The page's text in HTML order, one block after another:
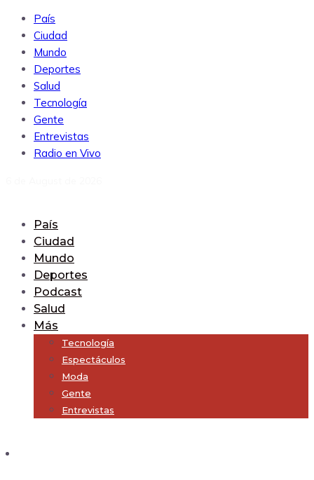
País
Ciudad
Mundo
Deportes
Salud
Tecnología
Gente
Entrevistas
Radio en Vivo
País
Ciudad
Mundo
Deportes
Podcast
Salud
Más
Tecnología
Espectáculos
Moda
Gente
Entrevistas